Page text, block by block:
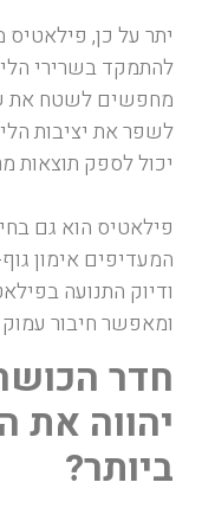
יתר על כן,
להתמקד בשרירי
מחפשים לשטח את
לשפר את יציבות
יכול לספק תוצאות
פילאטיס הוא גם
המעדיפים אימון
ודיוק התנועה
ומאפשר חיבור
חדר
יהווה את
ביותר?